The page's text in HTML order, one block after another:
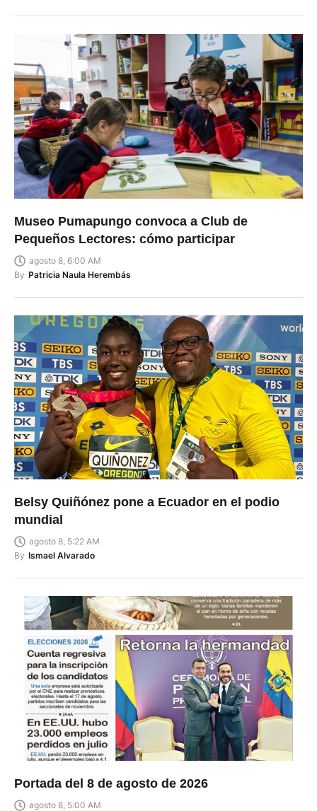
Museo Pumapungo convoca a Club de
Pequeños Lectores: cómo participar
agosto 8, 6:00 AM
By Patricia Naula Herembás
Belsy Quiñónez pone a Ecuador en el podio
mundial
agosto 8, 5:22 AM
By Ismael Alvarado
Portada del 8 de agosto de 2026
agosto 8, 5:00 AM